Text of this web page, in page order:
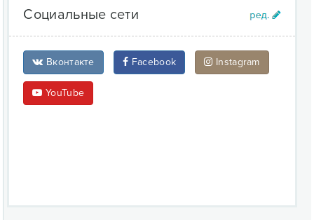
Социальные сети
Вконтакте Facebook Instagram
YouTube